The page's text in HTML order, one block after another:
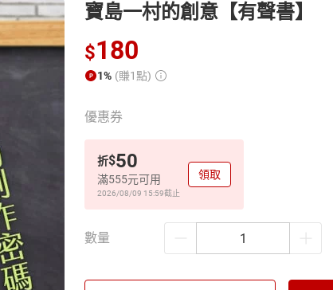
寶島一村的創意【有聲書】
$180
1% (賺1點)
優惠券
折$50
滿555元可用
2026/08/09 15:59截止
領取
數量